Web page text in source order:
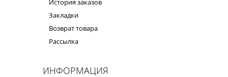
История заказов
Закладки
Возврат товара
Рассылка
ИНФОРМАЦИЯ